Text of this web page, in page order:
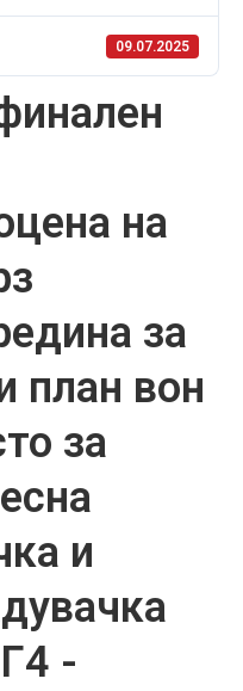
09.07.2025
на
за
план вон
за
и
-